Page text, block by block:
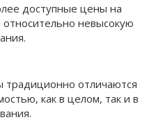
доступные цены на
невысокую
традиционно отличаются
как в целом, так и в